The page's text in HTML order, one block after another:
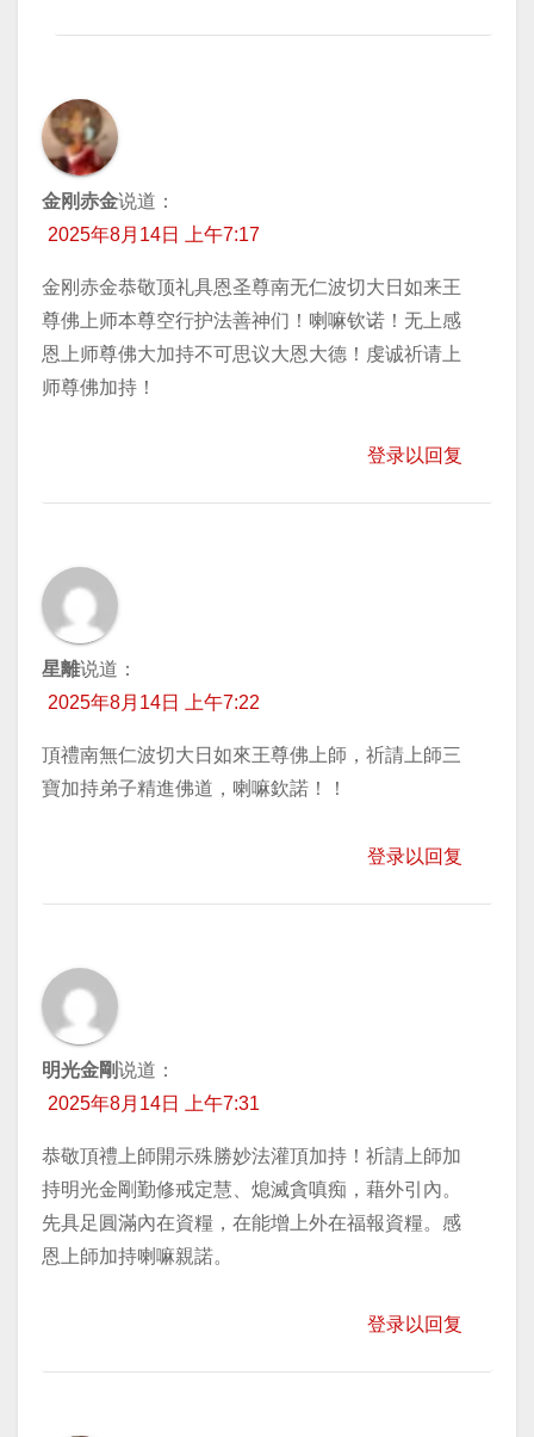
金刚赤金说道：
2025年8月14日 上午7:17
金刚赤金恭敬顶礼具恩圣尊南无仁波切大日如来王
尊佛上师本尊空行护法善神们！喇嘛钦诺！无上感
恩上师尊佛大加持不可思议大恩大德！虔诚祈请上
师尊佛加持！
登录以回复
星離说道：
2025年8月14日 上午7:22
頂禮南無仁波切大日如來王尊佛上師，祈請上師三
寶加持弟子精進佛道，喇嘛欽諾！！
登录以回复
明光金剛说道：
2025年8月14日 上午7:31
恭敬頂禮上師開示殊勝妙法灌頂加持！祈請上師加
持明光金剛勤修戒定慧、熄滅貪嗔痴，藉外引內。
先具足圓滿內在資糧，在能增上外在福報資糧。感
恩上師加持喇嘛親諾。
登录以回复